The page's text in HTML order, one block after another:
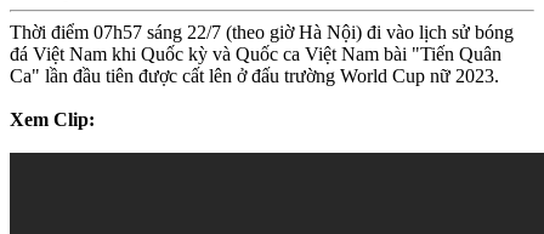
Thời điểm 07h57 sáng 22/7 (theo giờ Hà Nội) đi vào lịch sử bóng
đá Việt Nam khi Quốc kỳ và Quốc ca Việt Nam bài "Tiến Quân
Ca" lần đầu tiên được cất lên ở đấu trường World Cup nữ 2023.
Xem Clip: